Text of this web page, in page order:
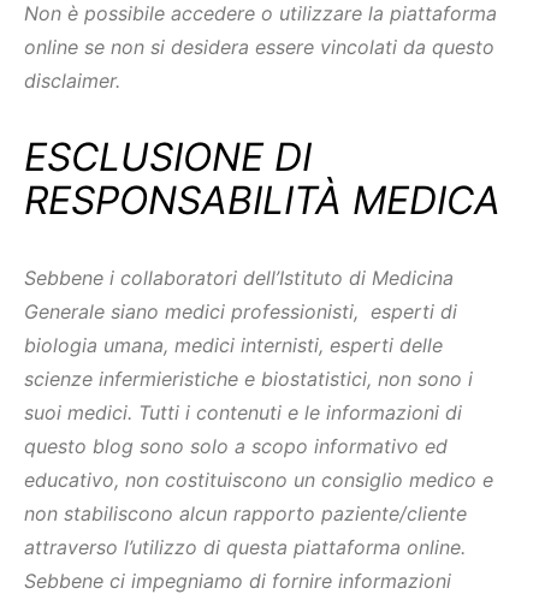
Non è possibile accedere o utilizzare la piattaforma
online se non si desidera essere vincolati da questo
disclaimer.
ESCLUSIONE DI
RESPONSABILITÀ MEDICA
Sebbene i collaboratori dell’Istituto di Medicina
Generale siano medici professionisti, esperti di
biologia umana, medici internisti, esperti delle
scienze infermieristiche e biostatistici, non sono i
suoi medici. Tutti i contenuti e le informazioni di
questo blog sono solo a scopo informativo ed
educativo, non costituiscono un consiglio medico e
non stabiliscono alcun rapporto paziente/cliente
attraverso l’utilizzo di questa piattaforma online.
Sebbene ci impegniamo di fornire informazioni